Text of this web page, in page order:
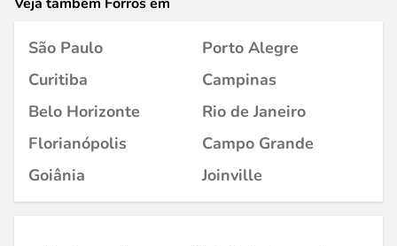
São Paulo
Porto Alegre
Curitiba
Campinas
Belo Horizonte
Rio de Janeiro
Florianópolis
Campo Grande
Goiânia
Joinville